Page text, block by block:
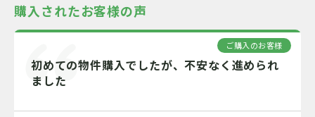
セットバック 不要
備考
購入されたお客様の声
ご購入のお客様
初めての物件購入でしたが、不安なく進められ
ました